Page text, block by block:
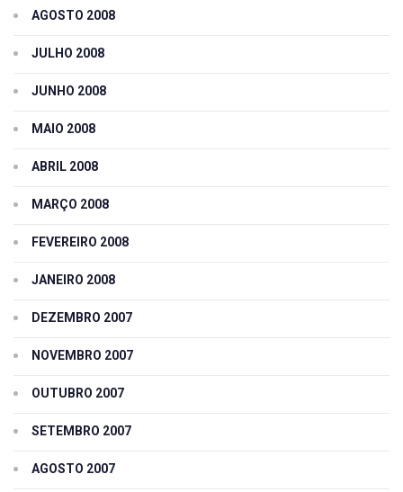
AGOSTO 2008
JULHO 2008
JUNHO 2008
MAIO 2008
ABRIL 2008
MARÇO 2008
FEVEREIRO 2008
JANEIRO 2008
DEZEMBRO 2007
NOVEMBRO 2007
OUTUBRO 2007
SETEMBRO 2007
AGOSTO 2007